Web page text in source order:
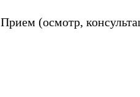
Прием (осмотр,